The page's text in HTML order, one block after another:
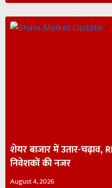
शेयर बाजार में उतार-चढ़ाव,
निवेशकों की नजर
August 4, 2026